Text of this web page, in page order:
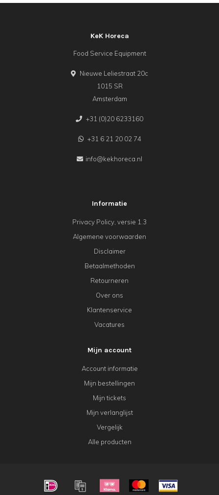
KeK Horeca
Food Service Equipment
Nieuwe Leliestraat 20c
1015 SR
Amsterdam
+31 (0)20 6233160
+31 6 21 20 02 74
info@kekhoreca.nl
Informatie
Privacy Policy, versie 1.3
Algemene voorwaarden
Disclaimer
Betaalmethoden
Retourneren
Over ons
Klantenservice
Vacatures
Mijn account
Account informatie
Mijn bestellingen
Mijn tickets
Mijn verlanglijst
Vergelijk
Alle producten